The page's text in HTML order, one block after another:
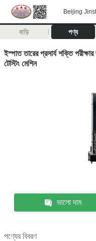
Beijing
বাড়ি পণ্য
ইস্পাত তারের প্রসার্য শক্তি
টেস্টিং মেশিন
ভালো দাম
পণ্যের বিবরণ